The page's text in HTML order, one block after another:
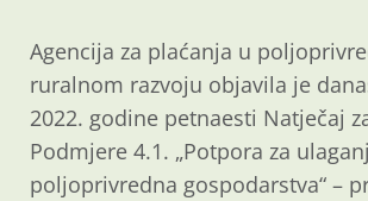
Agencija za plaćanja u
ruralnom razvoju objavila je
2022. godine petnaesti Natječaj
Podmjere 4.1. „Potpora za
poljoprivredna gospodarstva“ –